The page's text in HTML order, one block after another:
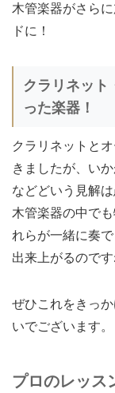
木管楽器がさら
ドに！
クラリネット
った楽器！
クラリネットと
きましたが、い
などどいう見解
木管楽器の中で
れらが一緒に奏
出来上がるのです
ぜひこれをきっ
いでございます。
プロのレッス